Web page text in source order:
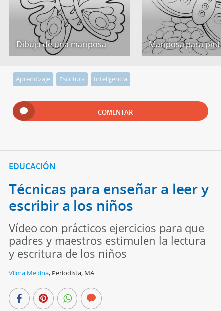
Dibujo de una mariposa Mariposa para
Aprendizaje Escritura Inteligencia
COMENTAR
EDUCACIÓN
Técnicas para enseñar a leer y
escribir a los niños
Vídeo con prácticos ejercicios para que
padres y maestros estimulen la lectura
y escritura de los niños
Vilma Medina, Periodista, MA